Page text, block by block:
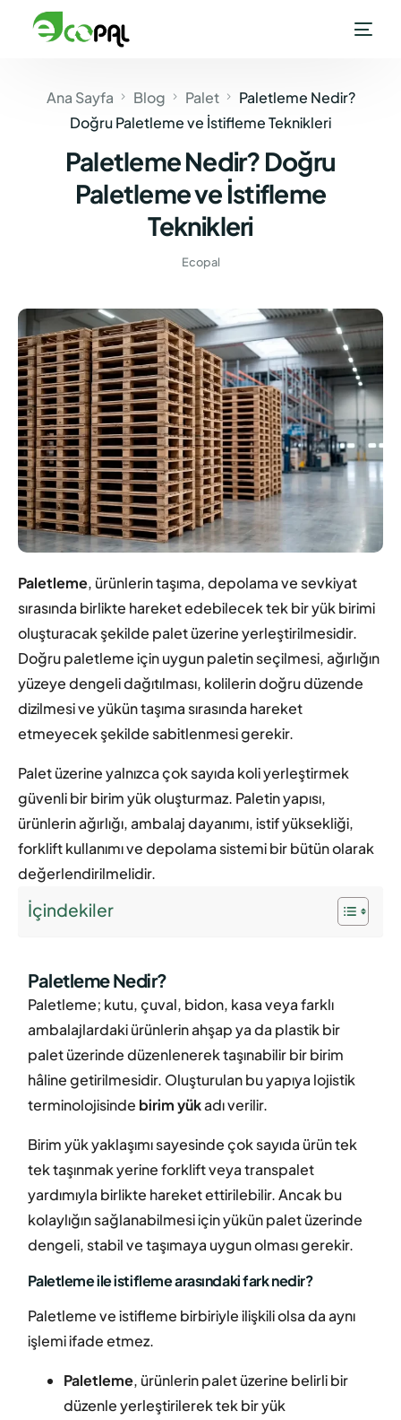
Ana Sayfa Blog Palet
Paletleme Nedir?
Doğru Paletleme ve İstifleme Teknikleri
Paletleme Nedir? Doğru
Paletleme ve İstifleme
Teknikleri
Ecopal
Paletleme, ürünlerin taşıma, depolama ve sevkiyat
sırasında birlikte hareket edebilecek tek bir yük birimi
oluşturacak şekilde palet üzerine yerleştirilmesidir.
Doğru paletleme için uygun paletin seçilmesi, ağırlığın
yüzeye dengeli dağıtılması, kolilerin doğru düzende
dizilmesi ve yükün taşıma sırasında hareket
etmeyecek şekilde sabitlenmesi gerekir.
Palet üzerine yalnızca çok sayıda koli yerleştirmek
güvenli bir birim yük oluşturmaz. Paletin yapısı,
ürünlerin ağırlığı, ambalaj dayanımı, istif yüksekliği,
forklift kullanımı ve depolama sistemi bir bütün olarak
değerlendirilmelidir.
İçindekiler
Paletleme Nedir?
Paletleme; kutu, çuval, bidon, kasa veya farklı
ambalajlardaki ürünlerin ahşap ya da plastik bir
palet üzerinde düzenlenerek taşınabilir bir birim
hâline getirilmesidir. Oluşturulan bu yapıya lojistik
terminolojisinde birim yükadı verilir.
Birim yük yaklaşımı sayesinde çok sayıda ürün tek
tek taşınmak yerine forklift veya transpalet
yardımıyla birlikte hareket ettirilebilir. Ancak bu
kolaylığın sağlanabilmesi için yükün palet üzerinde
dengeli, stabil ve taşımaya uygun olması gerekir.
Paletleme ile istifleme arasındaki fark nedir?
Paletleme ve istifleme birbiriyle ilişkili olsa da aynı
işlemi ifade etmez.
Paletleme, ürünlerin palet üzerine belirli bir
düzenle yerleştirilerek tek bir yük